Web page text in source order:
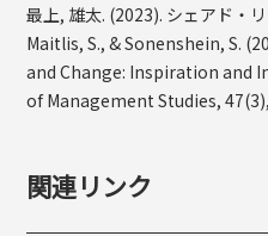
最上, 雄太. (2023). シェアド・
Maitlis, S., & Sonenshein, S.
and Change: Inspiration and
of Management Studies,
関連リンク